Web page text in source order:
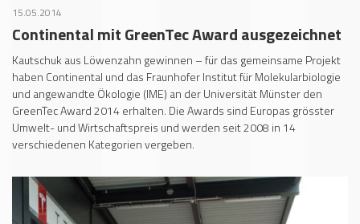
15.05.2014
Continental mit GreenTec Award ausgezeichnet
Kautschuk aus Löwenzahn gewinnen – für das gemeinsame Projekt
haben Continental und das Fraunhofer Institut für Molekularbiologie
und angewandte Ökologie (IME) an der Universität Münster den
GreenTec Award 2014 erhalten. Die Awards sind Europas grösster
Umwelt- und Wirtschaftspreis und werden seit 2008 in 14
verschiedenen Kategorien vergeben.